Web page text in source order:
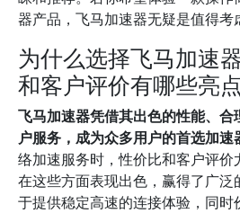
器产品，飞马加速器无疑是值得考
为什么选择飞马加速
和客户评价有哪些亮
飞马加速器凭借其出色的性能、
户服务，成为众多用户的首选加速
络加速服务时，性价比和客户评价
在这些方面表现出色，赢得了广泛
于提供稳定高速的连接体验，同时